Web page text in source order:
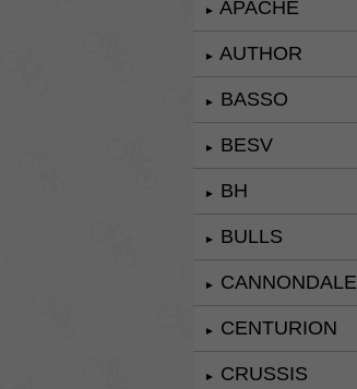
► APACHE
► AUTHOR
► BASSO
► BESV
► BH
► BULLS
► CANNONDALE
► CENTURION
► CRUSSIS